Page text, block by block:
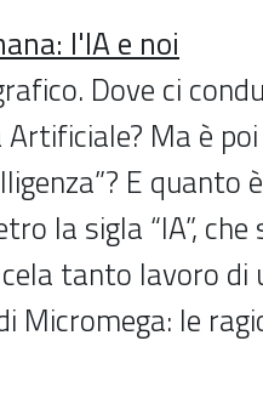
l'IA e noi
Dove ci
Artificiale? Ma è
E quanto
la sigla “IA”,
tanto lavoro di
Micromega: le